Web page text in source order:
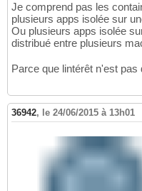
Je comprend pas les
plusieurs apps isolée sur
Ou plusieurs apps isolée
distribué entre plusieurs
Parce que lintérêt n'est
36942, le 24/06/2015 à 13h01